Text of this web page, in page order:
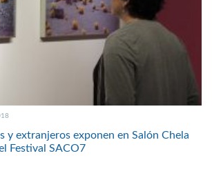
y extranjeros exponen en Salón Chela
Festival SACO7